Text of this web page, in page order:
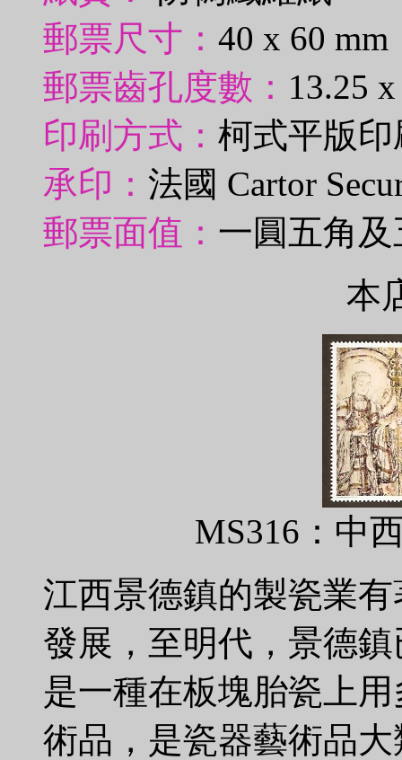
郵票尺寸： 40 x 60 mm
郵票齒孔度數： 13.25
印刷方式： 柯式平版印
承印： 法國 Cartor
郵票面值： 一圓五角
本
MS316：中
江西景德鎮的製瓷業
發展，至明代，景德
是一種在板塊胎瓷上
術品，是瓷器藝術品